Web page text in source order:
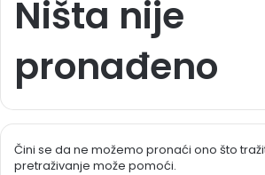
Ništa nije
pronađeno
Čini se da ne možemo pronaći ono što
pretraživanje može pomoći.